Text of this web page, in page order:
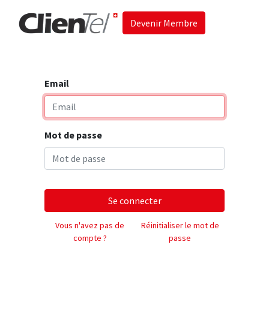
Devenir Membre
Email
Mot de passe
Se connecter
Vous n'avez pas de
compte ?
Réinitialiser le mot de
passe